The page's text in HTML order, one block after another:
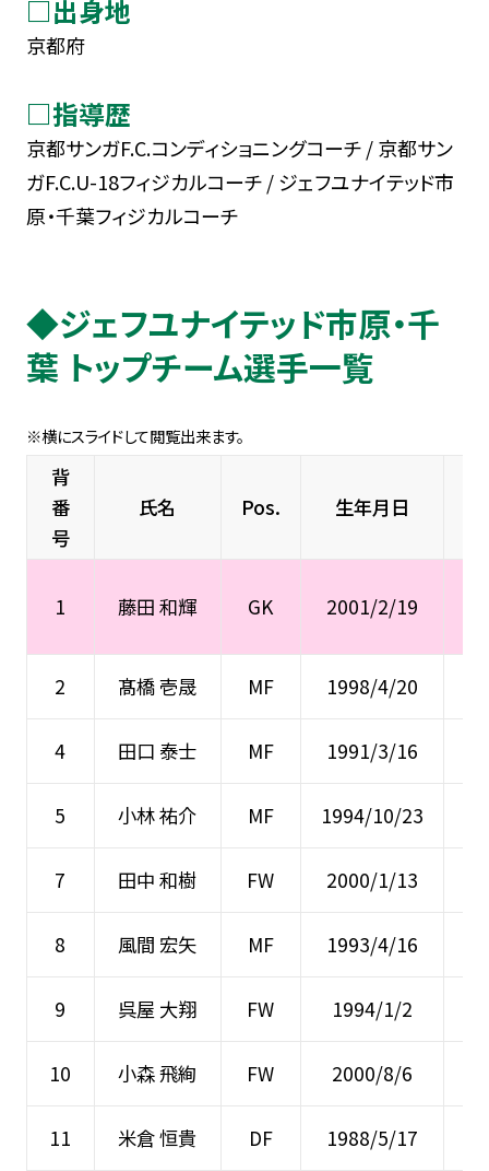
□出身地
京都府
□指導歴
京都サンガF.C.コンディショニングコーチ / 京都サン
ガF.C.U-18フィジカルコーチ / ジェフユナイテッド市
原・千葉フィジカルコーチ
◆ジェフユナイテッド市原・千
葉 トップチーム選手一覧
背
番
号
氏名 Pos. 生年月日
1 藤田 和輝 GK 2001/2/19
2 髙橋 壱晟 MF 1998/4/20
4 田口 泰士 MF 1991/3/16
5 小林 祐介 MF 1994/10/23
7 田中 和樹 FW 2000/1/13
8 風間 宏矢 MF 1993/4/16
9 呉屋 大翔 FW 1994/1/2
10 小森 飛絢 FW 2000/8/6
11 米倉 恒貴 DF 1988/5/17